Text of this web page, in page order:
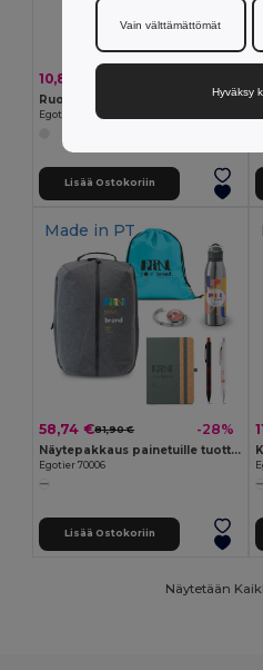
10,86 €
Ruostumattomasta teräksestä valmistettu termospullo 1000 ml
Egotier 94679
Lisää Ostokoriin
Made in PT
58,74 €81,90 € -28%
Näytepakkaus painetuille tuotteille
Egotier 70006
Lisää Ostokoriin
Näytetään
Vain välttämättömät
Hyväksy